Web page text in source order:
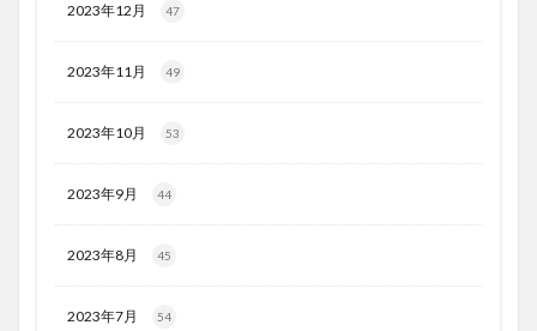
2023年12月 47
2023年11月 49
2023年10月 53
2023年9月 44
2023年8月 45
2023年7月 54